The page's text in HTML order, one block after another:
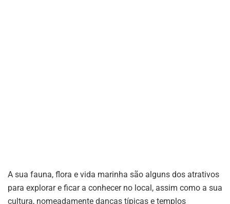
A sua fauna, flora e vida marinha são alguns dos atrativos
para explorar e ficar a conhecer no local, assim como a sua
cultura, nomeadamente danças típicas e templos